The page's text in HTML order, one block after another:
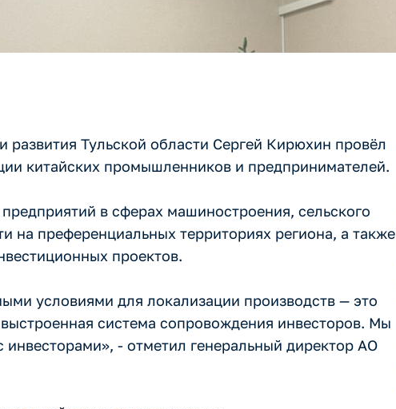
Тульской области Сергей Кирюхин провёл
китайских промышленников и предпринимателей.
в сферах машиностроения, сельского
преференциальных территориях региона, а также
проектов.
условиями для локализации производств — это
система сопровождения инвесторов. Мы
инвесторами», - отметил генеральный директор АО